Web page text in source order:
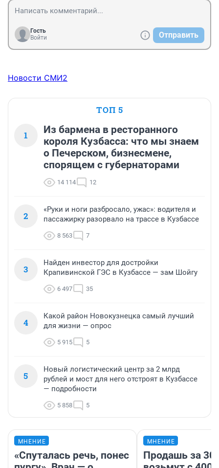
Гость
Войти
Отправить
Новости СМИ2
ТОП 5
1
Из бармена в ресторанного
короля Кузбасса: что мы знаем
о Печерском, бизнесмене,
спорящем с губернаторами
14 114 12
2
«Руки и ноги разбросало, ужас»: водителя и
пассажирку разорвало на трассе в Кузбассе
8 563 7
3
Найден инвестор для достройки
Крапивинской ГЭС в Кузбассе — зам Шойгу
6 497 35
4
Какой район Новокузнецка самый лучший
для жизни — опрос
5 915 5
5
Новый логистический центр за 2 млрд
рублей и мост для него отстроят в Кузбассе
— подробности
5 858 5
МНЕНИЕ
«Спуталась речь, понес
МНЕНИЕ
Продашь за